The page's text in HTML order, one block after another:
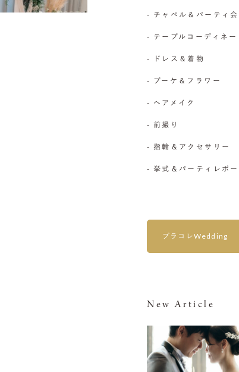
- チャペル＆パーティ会
- テーブルコーディネー
- ドレス＆着物
- ブーケ＆フラワー
- ヘアメイク
- 前撮り
- 指輪＆アクセサリー
- 挙式＆パーティレポー
プラコレWedding
New Article